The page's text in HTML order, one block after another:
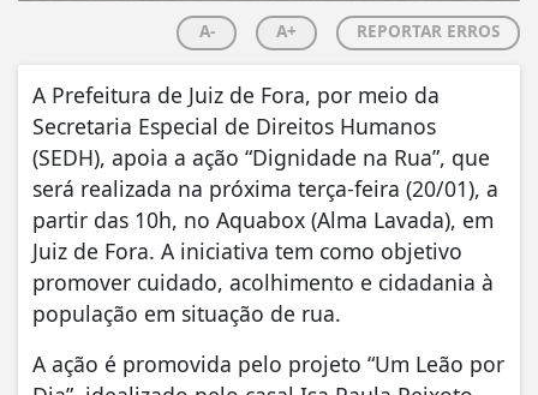
A- A+ REPORTAR ERROS
A Prefeitura de Juiz de Fora, por meio da
Secretaria Especial de Direitos Humanos
(SEDH), apoia a ação “Dignidade na Rua”, que
será realizada na próxima terça-feira (20/01), a
partir das 10h, no Aquabox (Alma Lavada), em
Juiz de Fora. A iniciativa tem como objetivo
promover cuidado, acolhimento e cidadania à
população em situação de rua.
A ação é promovida pelo projeto “Um Leão por